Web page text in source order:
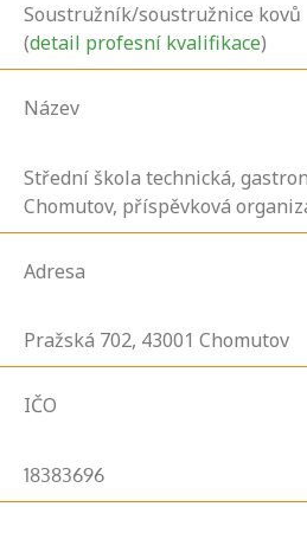
Soustružník/soustružnice kovů
(detail profesní kvalifikace)
Název
Střední škola technická,
Chomutov, příspěvková
Adresa
Pražská 702, 43001 Chomutov
IČO
18383696